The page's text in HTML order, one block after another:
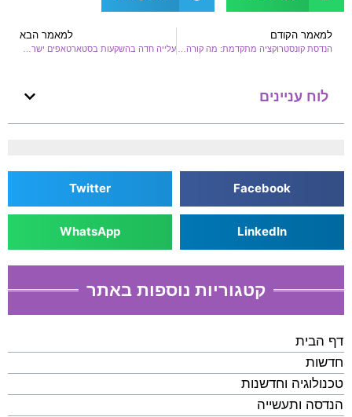
למאמר הקודם למאמר הבא
לוח עניינים
Facebook
Twitter
LinkedIn
WhatsApp
קטגוריות נוספות באתר
דף הבית
חדשות
טכנולוגיה וחדשנות
הנדסה ותעשייה